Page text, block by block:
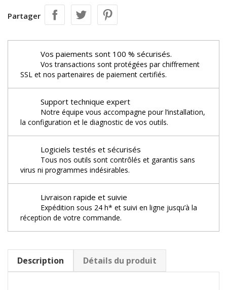
Partager
Vos paiements sont 100 % sécurisés.
Vos transactions sont protégées par chiffrement
SSL et nos partenaires de paiement certifiés.
Support technique expert
Notre équipe vous accompagne pour l’installation,
la configuration et le diagnostic de vos outils.
Logiciels testés et sécurisés
Tous nos outils sont contrôlés et garantis sans
virus ni programmes indésirables.
Livraison rapide et suivie
Expédition sous 24 h* et suivi en ligne jusqu’à la
réception de votre commande.
Description Détails du produit